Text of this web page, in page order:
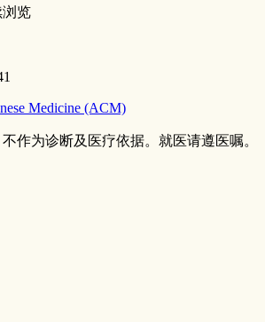
览
Medicine (ACM)
作为诊断及医疗依据。就医请遵医嘱。